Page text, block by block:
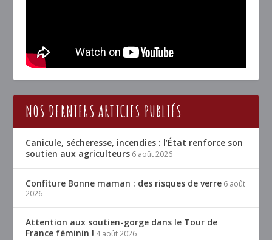
NOS DERNIERS ARTICLES PUBLIÉS
Canicule, sécheresse, incendies : l’État renforce son
soutien aux agriculteurs 6 août 2026
Confiture Bonne maman : des risques de verre 6 août
2026
Attention aux soutien-gorge dans le Tour de
France féminin ! 4 août 2026